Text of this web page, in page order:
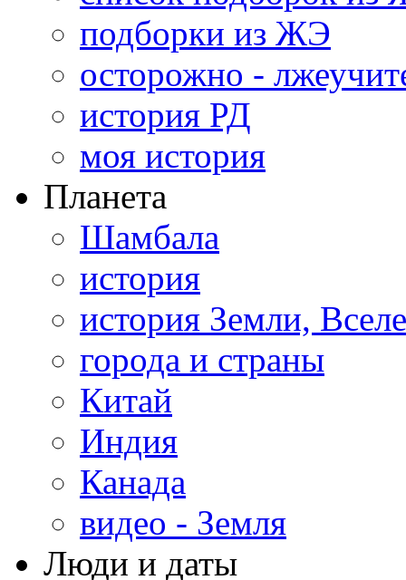
подборки из ЖЭ
осторожно -
история РД
моя история
Планета
Шамбала
история
история Земли,
города и страны
Китай
Индия
Канада
видео - Земля
Люди и даты